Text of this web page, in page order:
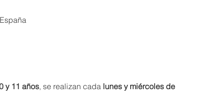
y 11 años, se realizan cada lunes y miércoles de